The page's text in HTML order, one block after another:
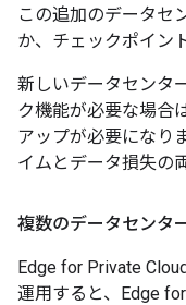
この追加のデータセ
か、チェックポイン
新しいデータセンタ
ク機能が必要な場合
アップが必要になり
イムとデータ損失の
複数のデータセンタ
Edge for Private
運用すると、Edge